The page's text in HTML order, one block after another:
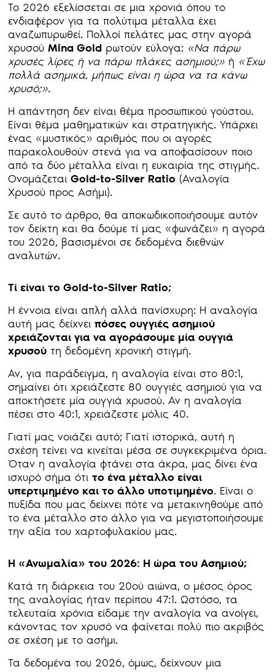
Το 2026 εξελίσσεται σε μια χρονιά όπου το
ενδιαφέρον για τα πολύτιμα μέταλλα έχει
αναζωπυρωθεί. Πολλοί πελάτες μας στην αγορά
χρυσούMina Gold ρωτούν εύλογα: «Να πάρω
χρυσές λίρες ή να πάρω πλάκες ασημιού;» ή «Έχω
πολλά ασημικά, μήπως είναι η ώρα να τα κάνω
χρυσό;».
Η απάντηση δεν είναι θέμα προσωπικού γούστου.
Είναι θέμα μαθηματικών και στρατηγικής. Υπάρχει
ένας «μυστικός» αριθμός που οι αγορές
παρακολουθούν στενά για να αποφασίσουν ποιο
από τα δύο μέταλλα είναι η ευκαιρία της στιγμής.
ΟνομάζεταιGold-to-Silver Ratio (Αναλογία
Χρυσού προς Ασήμι).
Σε αυτό το άρθρο, θα αποκωδικοποιήσουμε αυτόν
τον δείκτη και θα δούμε τί μας «φωνάζει» η αγορά
του 2026, βασισμένοι σε δεδομένα διεθνών
αναλυτών.
Τί είναι το Gold-to-Silver Ratio;
Η έννοια είναι απλή αλλά πανίσχυρη: Η αναλογία
αυτή μας δείχνειπόσες ουγγιές ασημιού
χρειάζονται για να αγοράσουμε μία ουγγιά
χρυσού τη δεδομένη χρονική στιγμή.
Αν, για παράδειγμα, η αναλογία είναι στο 80:1,
σημαίνει ότι χρειάζεστε 80 ουγγιές ασημιού για να
αποκτήσετε μία ουγγιά χρυσού. Αν η αναλογία
πέσει στο 40:1, χρειάζεστε μόλις 40.
Γιατί μας νοιάζει αυτό; Γιατί ιστορικά, αυτή η
σχέση τείνει να κινείται μέσα σε συγκεκριμένα όρια.
Όταν η αναλογία φτάνει στα άκρα, μας δίνει ένα
ισχυρό σήμα ότιτο ένα μέταλλο είναι
υπερτιμημένο και το άλλο υποτιμημένο. Είναι ο
πυξίδα που μας δείχνει πότε να μετακινηθούμε από
το ένα μέταλλο στο άλλο για να μεγιστοποιήσουμε
την αξία του χαρτοφυλακίου μας.
Η «Ανωμαλία» του 2026: Η ώρα του Ασημιού;
Κατά τη διάρκεια του 20ού αιώνα, ο μέσος όρος
της αναλογίας ήταν περίπου 47:1. Ωστόσο, τα
τελευταία χρόνια είδαμε την αναλογία να ανοίγει,
κάνοντας τον χρυσό να φαίνεται πολύ πιο ακριβός
σε σχέση με το ασήμι.
Τα δεδομένα του 2026, όμως, δείχνουν μια